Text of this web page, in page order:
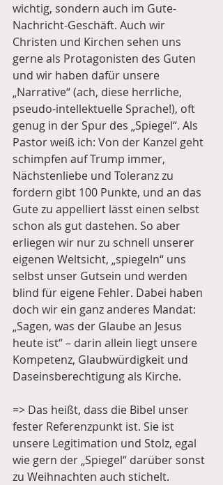
wichtig, sondern auch im Gute-
Nachricht-Geschäft. Auch wir
Christen und Kirchen sehen uns
gerne als Protagonisten des Guten
und wir haben dafür unsere
„Narrative“ (ach, diese herrliche,
pseudo-intellektuelle Sprache!), oft
genug in der Spur des „Spiegel“. Als
Pastor weiß ich: Von der Kanzel geht
schimpfen auf Trump immer,
Nächstenliebe und Toleranz zu
fordern gibt 100 Punkte, und an das
Gute zu appelliert lässt einen selbst
schon als gut dastehen. So aber
erliegen wir nur zu schnell unserer
eigenen Weltsicht, „spiegeln“ uns
selbst unser Gutsein und werden
blind für eigene Fehler. Dabei haben
doch wir ein ganz anderes Mandat:
„Sagen, was der Glaube an Jesus
heute ist“ – darin allein liegt unsere
Kompetenz, Glaubwürdigkeit und
Daseinsberechtigung als Kirche.
=> Das heißt, dass die Bibel unser
fester Referenzpunkt ist. Sie ist
unsere Legitimation und Stolz, egal
wie gern der „Spiegel“ darüber sonst
zu Weihnachten auch stichelt.